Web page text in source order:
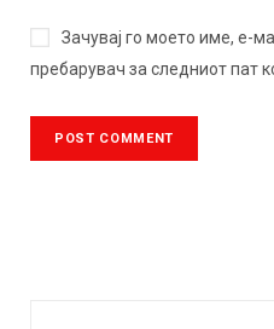
Зачувај го моето име, е-
пребарувач за следниот пат